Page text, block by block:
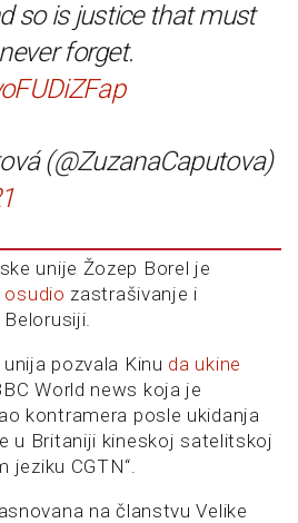
so is justice that must
forget.
(@ZuzanaCaputova)
unije Žozep Borel je
osudio zastrašivanje i
pozvala Kinu da ukine
World news koja je
kontramera posle ukidanja
u Britaniji kineskoj satelitskoj
jeziku CGTN“.
na članstvu Velike